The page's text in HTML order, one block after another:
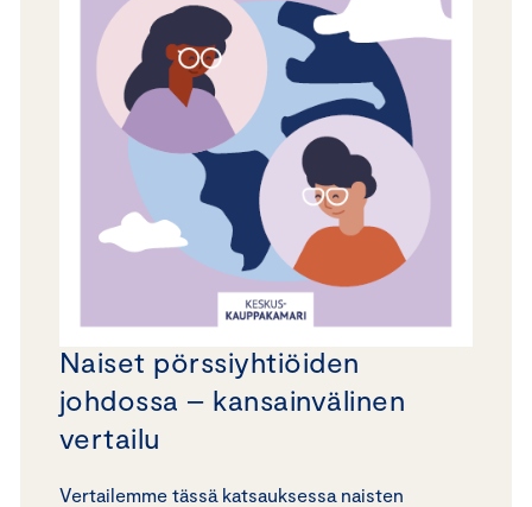
Naiset pörssiyhtiöiden
johdossa – kansainvälinen
vertailu
Vertailemme tässä katsauksessa naisten